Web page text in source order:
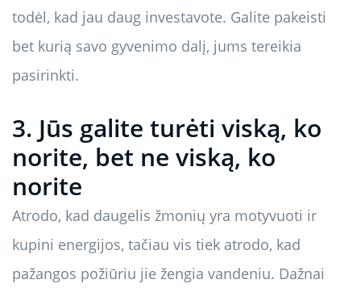
todėl, kad jau daug investavote. Galite pakeisti
bet kurią savo gyvenimo dalį, jums tereikia
pasirinkti.
3. Jūs galite turėti viską, ko
norite, bet ne viską, ko
norite
Atrodo, kad daugelis žmonių yra motyvuoti ir
kupini energijos, tačiau vis tiek atrodo, kad
pažangos požiūriu jie žengia vandeniu. Dažnai